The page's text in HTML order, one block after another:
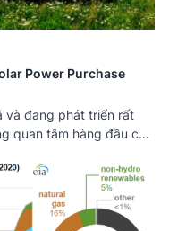
Power Purchase
và đang phát triển rất
quan tâm hàng đầu của
Vậy hợp đồng điện